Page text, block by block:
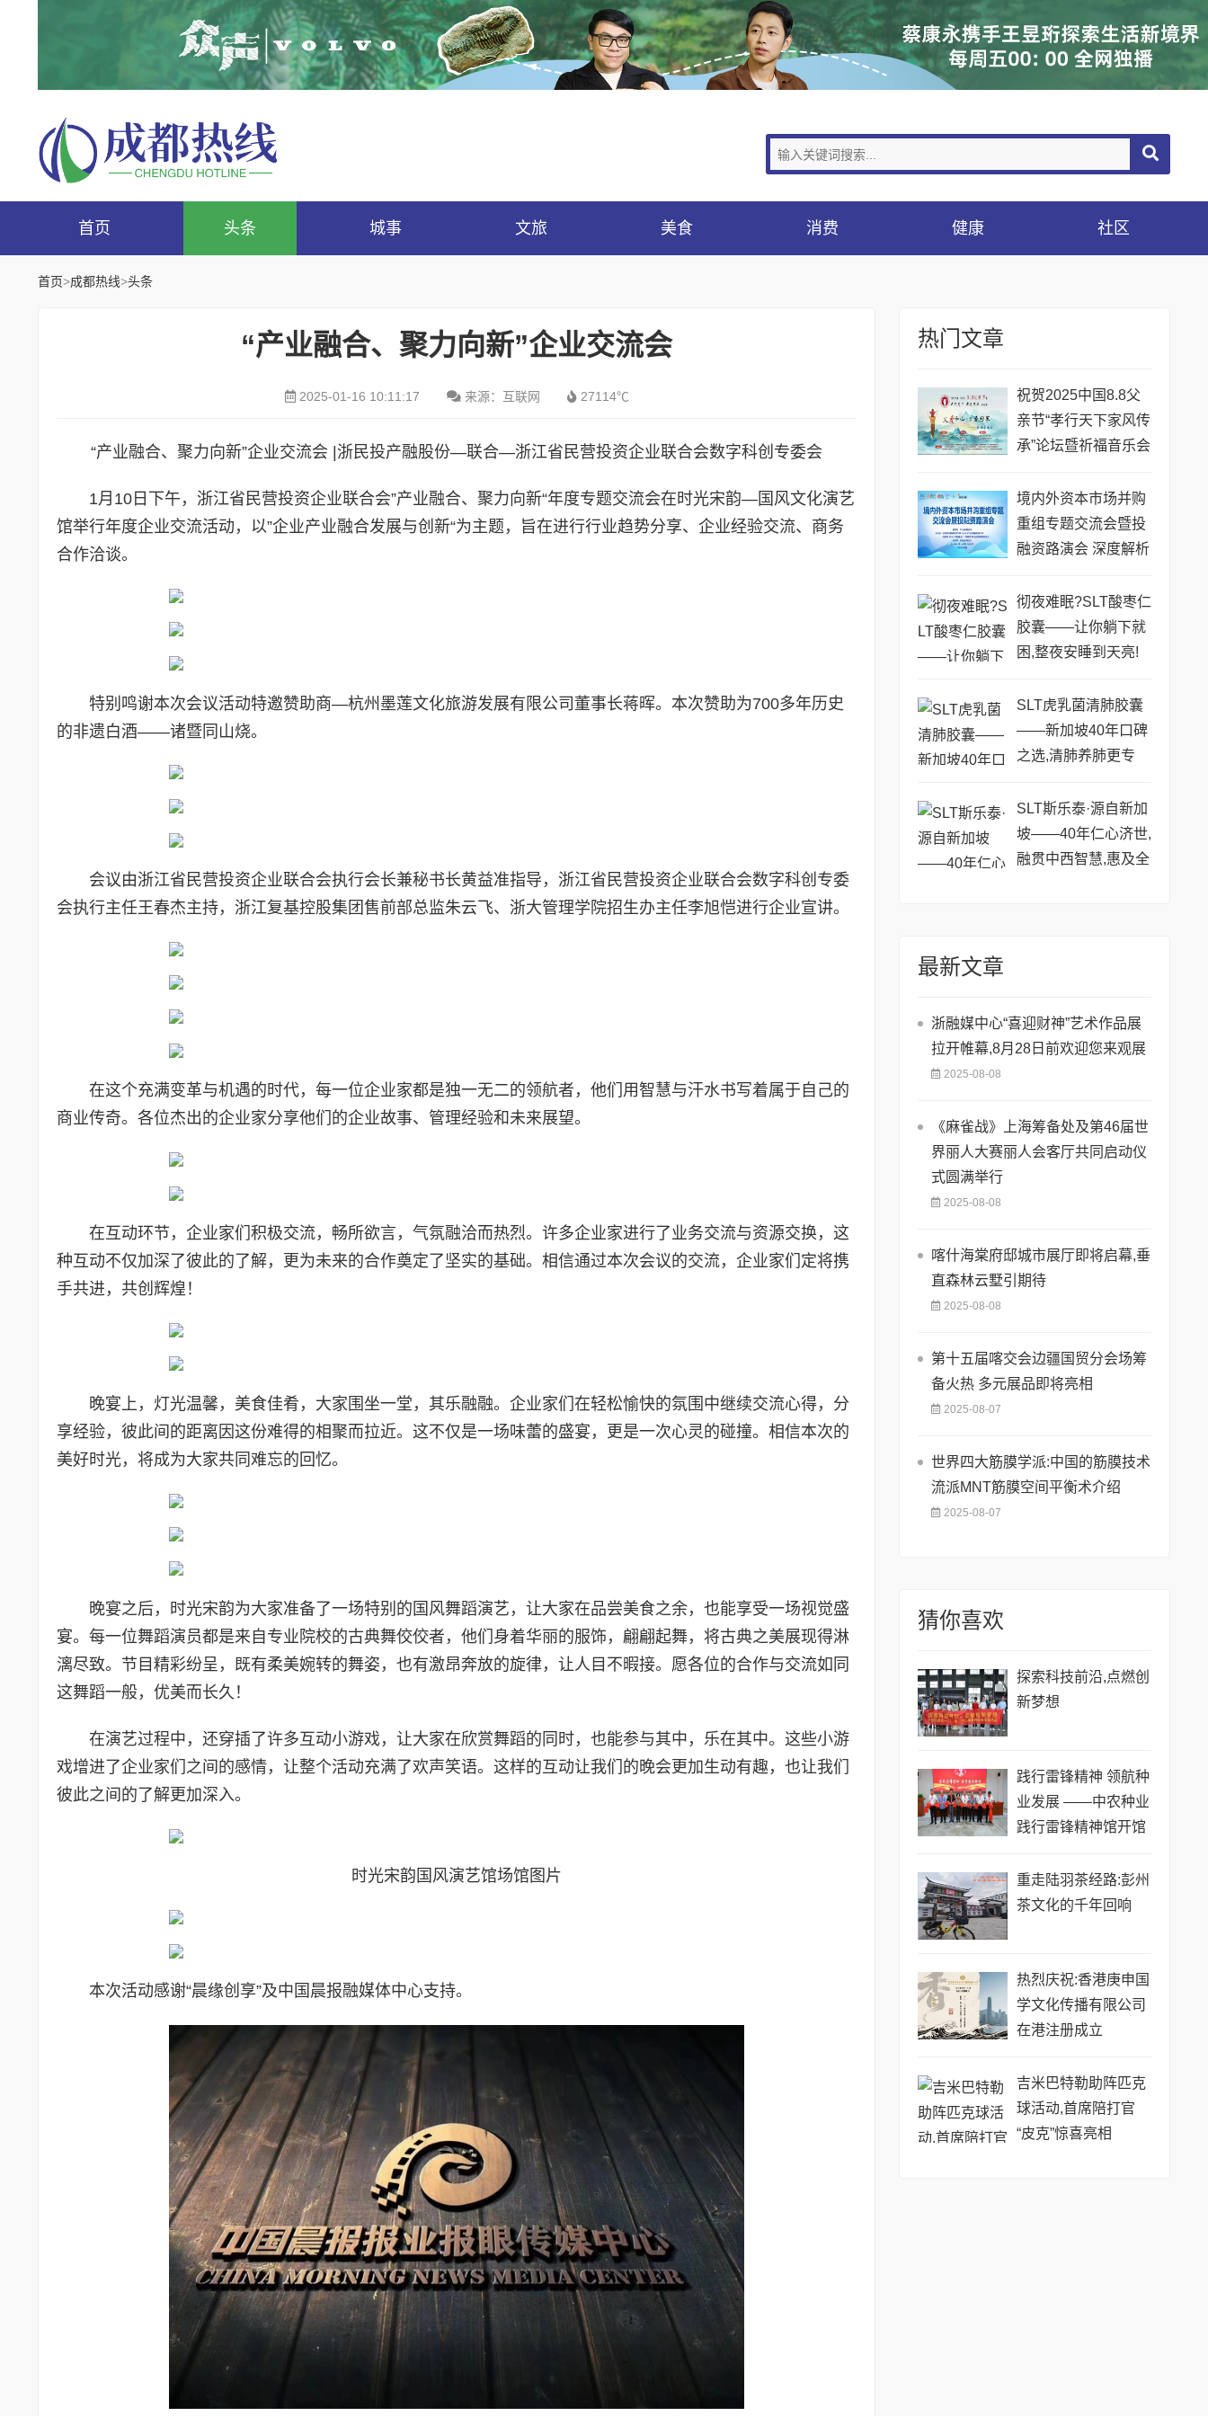
首页 头条 城事 文旅 美食 消费 健康 社区
首页>成都热线>头条
“产业融合、聚力向新”企业交流会
2025-01-16 10:11:17 来源：互联网 27114℃
“产业融合、聚力向新”企业交流会 |浙民投产融股份—联合—浙江省民营投资企业联合会数字科创专委会
1月10日下午，浙江省民营投资企业联合会”产业融合、聚力向新“年度专题交流会在时光宋韵—国风文化演艺
馆举行年度企业交流活动，以”企业产业融合发展与创新“为主题，旨在进行行业趋势分享、企业经验交流、商务
合作洽谈。
特别鸣谢本次会议活动特邀赞助商—杭州墨莲文化旅游发展有限公司董事长蒋晖。本次赞助为700多年历史
的非遗白酒——诸暨同山烧。
会议由浙江省民营投资企业联合会执行会长兼秘书长黄益准指导，浙江省民营投资企业联合会数字科创专委
会执行主任王春杰主持，浙江复基控股集团售前部总监朱云飞、浙大管理学院招生办主任李旭恺进行企业宣讲。
在这个充满变革与机遇的时代，每一位企业家都是独一无二的领航者，他们用智慧与汗水书写着属于自己的
商业传奇。各位杰出的企业家分享他们的企业故事、管理经验和未来展望。
在互动环节，企业家们积极交流，畅所欲言，气氛融洽而热烈。许多企业家进行了业务交流与资源交换，这
种互动不仅加深了彼此的了解，更为未来的合作奠定了坚实的基础。相信通过本次会议的交流，企业家们定将携
手共进，共创辉煌！
晚宴上，灯光温馨，美食佳肴，大家围坐一堂，其乐融融。企业家们在轻松愉快的氛围中继续交流心得，分
享经验，彼此间的距离因这份难得的相聚而拉近。这不仅是一场味蕾的盛宴，更是一次心灵的碰撞。相信本次的
美好时光，将成为大家共同难忘的回忆。
晚宴之后，时光宋韵为大家准备了一场特别的国风舞蹈演艺，让大家在品尝美食之余，也能享受一场视觉盛
宴。每一位舞蹈演员都是来自专业院校的古典舞佼佼者，他们身着华丽的服饰，翩翩起舞，将古典之美展现得淋
漓尽致。节目精彩纷呈，既有柔美婉转的舞姿，也有激昂奔放的旋律，让人目不暇接。愿各位的合作与交流如同
这舞蹈一般，优美而长久！
在演艺过程中，还穿插了许多互动小游戏，让大家在欣赏舞蹈的同时，也能参与其中，乐在其中。这些小游
戏增进了企业家们之间的感情，让整个活动充满了欢声笑语。这样的互动让我们的晚会更加生动有趣，也让我们
彼此之间的了解更加深入。
时光宋韵国风演艺馆场馆图片
本次活动感谢“晨缘创享”及中国晨报融媒体中心支持。
热门文章
祝贺2025中国8.8父
亲节“孝行天下家风传
承”论坛暨祈福音乐会
境内外资本市场并购
重组专题交流会暨投
融资路演会 深度解析
级
彻夜难眠?SLT酸枣仁
胶囊——让你躺下就
困,整夜安睡到天亮!
SLT虎乳菌清肺胶囊
——新加坡40年口碑
之选,清肺养肺更专
SLT斯乐泰·源自新加
坡——40年仁心济世,
融贯中西智慧,惠及全
最新文章
浙融媒中心“喜迎财神”艺术作品展
拉开帷幕,8月28日前欢迎您来观展
2025-08-08
《麻雀战》上海筹备处及第46届世
界丽人大赛丽人会客厅共同启动仪
式圆满举行
2025-08-08
喀什海棠府邸城市展厅即将启幕,垂
直森林云墅引期待
2025-08-08
第十五届喀交会边疆国贸分会场筹
备火热 多元展品即将亮相
2025-08-07
世界四大筋膜学派:中国的筋膜技术
流派MNT筋膜空间平衡术介绍
2025-08-07
猜你喜欢
探索科技前沿,点燃创
新梦想
践行雷锋精神 领航种
业发展 ——中农种业
践行雷锋精神馆开馆
重走陆羽茶经路:彭州
茶文化的千年回响
热烈庆祝:香港庚申国
学文化传播有限公司
在港注册成立
吉米巴特勒助阵匹克
球活动,首席陪打官
“皮克”惊喜亮相